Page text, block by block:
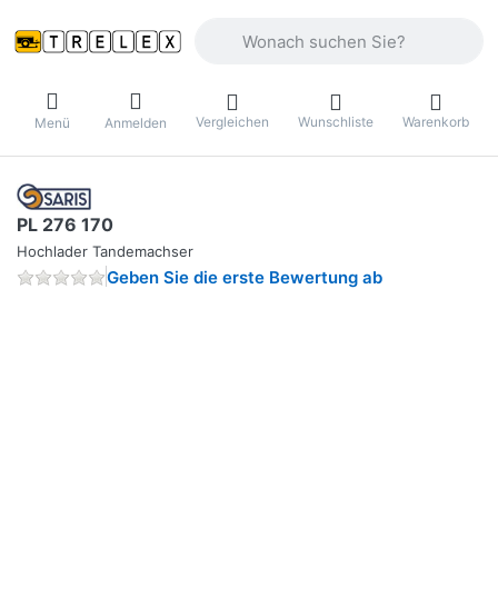
Menü Anmelden Vergleichen Wunschliste Warenkorb
PL 276 170
Hochlader Tandemachser
Geben Sie die erste Bewertung ab